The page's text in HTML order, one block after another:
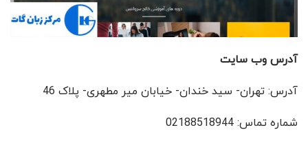
آدرس وب سایت
آدرس: تهران- سید خندان- خیابان میر مطهری- پلاک 46
شماره تماس: 02188518944